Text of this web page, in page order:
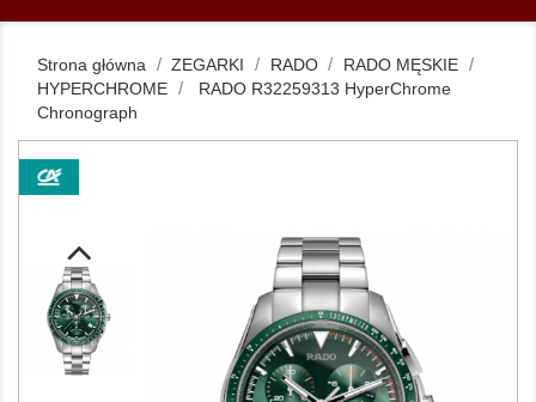
Strona główna ZEGARKI RADO
RADO MĘSKIE
HYPERCHROME
RADO R32259313 HyperChrome
Chronograph